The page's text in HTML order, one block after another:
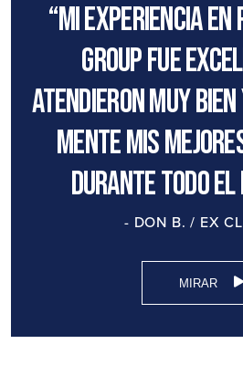
“Mi experiencia en
Group fue
atendieron muy
mente mis
durante todo el
- DON B. / EX
MIRAR